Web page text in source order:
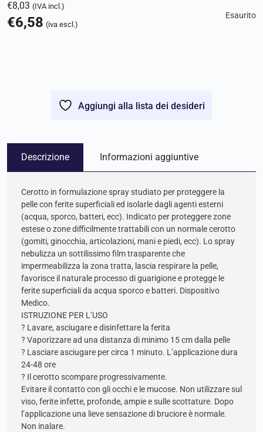
€8,03 (IVA incl.)
€6,58 (iva escl.)
Esaurito
Aggiungi alla lista dei desideri
Descrizione Informazioni aggiuntive
Cerotto in formulazione spray studiato per proteggere la
pelle con ferite superficiali ed isolarle dagli agenti esterni
(acqua, sporco, batteri, ecc). Indicato per proteggere zone
estese o zone difficilmente trattabili con un normale cerotto
(gomiti, ginocchia, articolazioni, mani e piedi, ecc). Lo spray
nebulizza un sottilissimo film trasparente che
impermeabilizza la zona tratta, lascia respirare la pelle,
favorisce il naturale processo di guarigione e protegge le
ferite superficiali da acqua sporco e batteri. Dispositivo
Medico.
ISTRUZIONE PER L’USO
? Lavare, asciugare e disinfettare la ferita
? Vaporizzare ad una distanza di minimo 15 cm dalla pelle
? Lasciare asciugare per circa 1 minuto. L’applicazione dura
24-48 ore
? Il cerotto scompare progressivamente.
Evitare il contatto con gli occhi e le mucose. Non utilizzare sul
viso, ferite infette, profonde, ampie e sulle scottature. Dopo
l’applicazione una lieve sensazione di bruciore è normale.
Non inalare.